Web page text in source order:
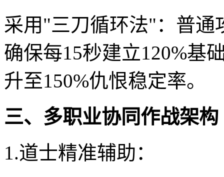
采用"三刀循环法"：普
确保每15秒建立120%基
升至150%仇恨稳定率。
三、多职业协同作战架构
1.道士精准辅助：